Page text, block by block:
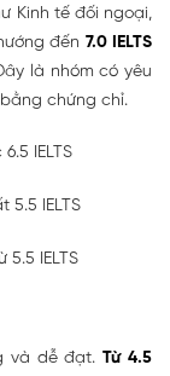
Kinh tế đối ngoại,
đến 7.0 IELTS
là nhóm có yêu
chứng chỉ.
IELTS
5.5 IELTS
IELTS
và dễ đạt.Từ4.5